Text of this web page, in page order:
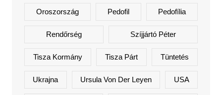
Oroszország Pedofil Pedofília
Rendőrség Szíjjártó Péter
Tisza Kormány Tisza Párt Tüntetés
Ukrajna Ursula Von Der Leyen USA